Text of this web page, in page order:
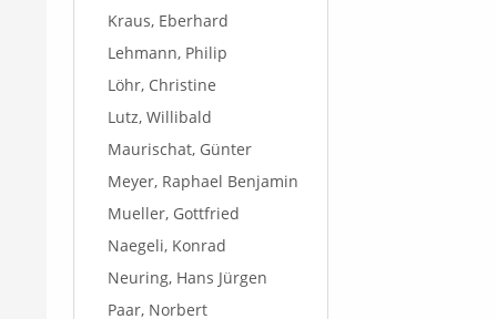
Kraus, Eberhard
Lehmann, Philip
Löhr, Christine
Lutz, Willibald
Maurischat, Günter
Meyer, Raphael Benjamin
Mueller, Gottfried
Naegeli, Konrad
Neuring, Hans Jürgen
Paar, Norbert